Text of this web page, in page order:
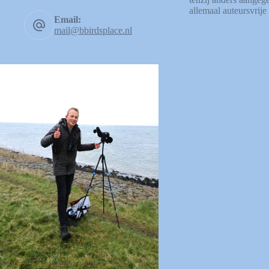
Email:
mail@bbirdsplace.nl
allemaal auteursvrije